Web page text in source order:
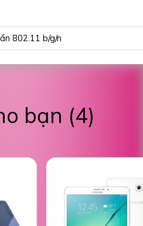
802.11 b/g/n
bạn (4)